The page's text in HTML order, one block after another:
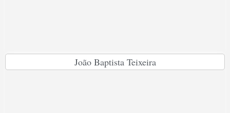
João Baptista Teixeira